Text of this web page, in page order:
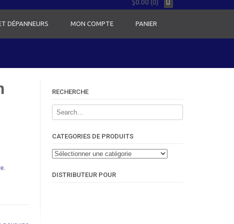
$0.00 (0)
DÉPANNEURS MON COMPTE PANIER
.
RECHERCHE
CATEGORIES DE PRODUITS
DISTRIBUTEUR POUR